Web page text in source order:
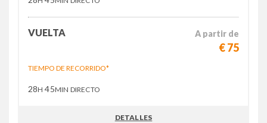
VUELTA A partir de
€ 75
TIEMPO DE RECORRIDO*
28H 45MIN DIRECTO
DETALLES